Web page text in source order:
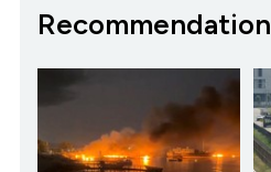
Recommendation